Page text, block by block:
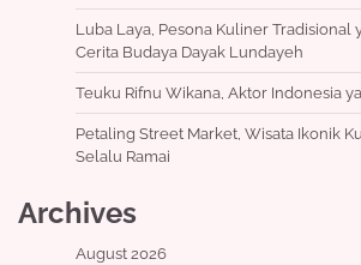
Luba Laya, Pesona Kuliner Tradisional
Cerita Budaya Dayak Lundayeh
Teuku Rifnu Wikana, Aktor Indonesia
Petaling Street Market, Wisata Ikonik
Selalu Ramai
Archives
August 2026